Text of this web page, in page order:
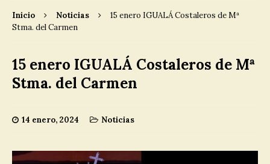
Inicio Noticias
15 enero IGUALÁ Costaleros de Mª
Stma. del Carmen
15 enero IGUALÁ Costaleros de Mª
Stma. del Carmen
14 enero, 2024 Noticias